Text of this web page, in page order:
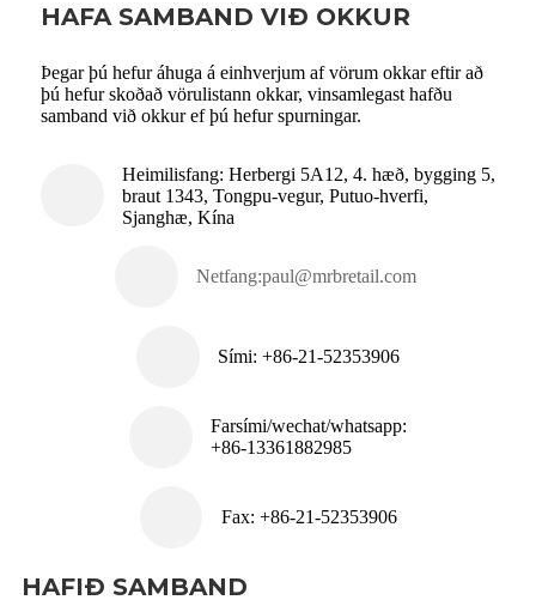
HAFA SAMBAND VIÐ OKKUR
Þegar þú hefur áhuga á einhverjum af vörum okkar eftir að
þú hefur skoðað vörulistann okkar, vinsamlegast hafðu
samband við okkur ef þú hefur spurningar.
Heimilisfang: Herbergi 5A12, 4. hæð, bygging 5,
braut 1343, Tongpu-vegur, Putuo-hverfi,
Sjanghæ, Kína
Netfang:paul@mrbretail.com
Sími: +86-21-52353906
Farsími/wechat/whatsapp:
+86-13361882985
Fax: +86-21-52353906
HAFIÐ SAMBAND